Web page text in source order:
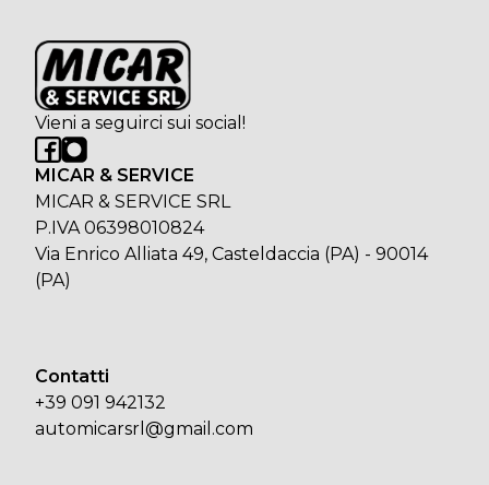
Vieni a seguirci sui social!
MICAR & SERVICE
MICAR & SERVICE SRL
P.IVA 06398010824
Via Enrico Alliata 49, Casteldaccia (PA) - 90014
(PA)
Contatti
+39 091 942132
automicarsrl@gmail.com